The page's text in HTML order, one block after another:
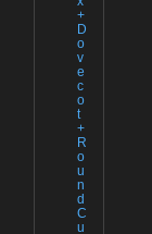
+
D
o
v
e
c
o
t
+
R
o
u
n
d
C
u